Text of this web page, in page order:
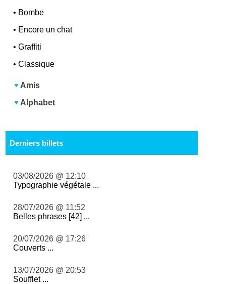
• Bombe
• Encore un chat
•Graffiti
•Classique
Amis
Alphabet
Derniers billets
03/08/2026 @ 12:10
Typographie végétale ...
28/07/2026 @ 11:52
Belles phrases [42] ...
20/07/2026 @ 17:26
Couverts ...
13/07/2026 @ 20:53
Soufflet ...